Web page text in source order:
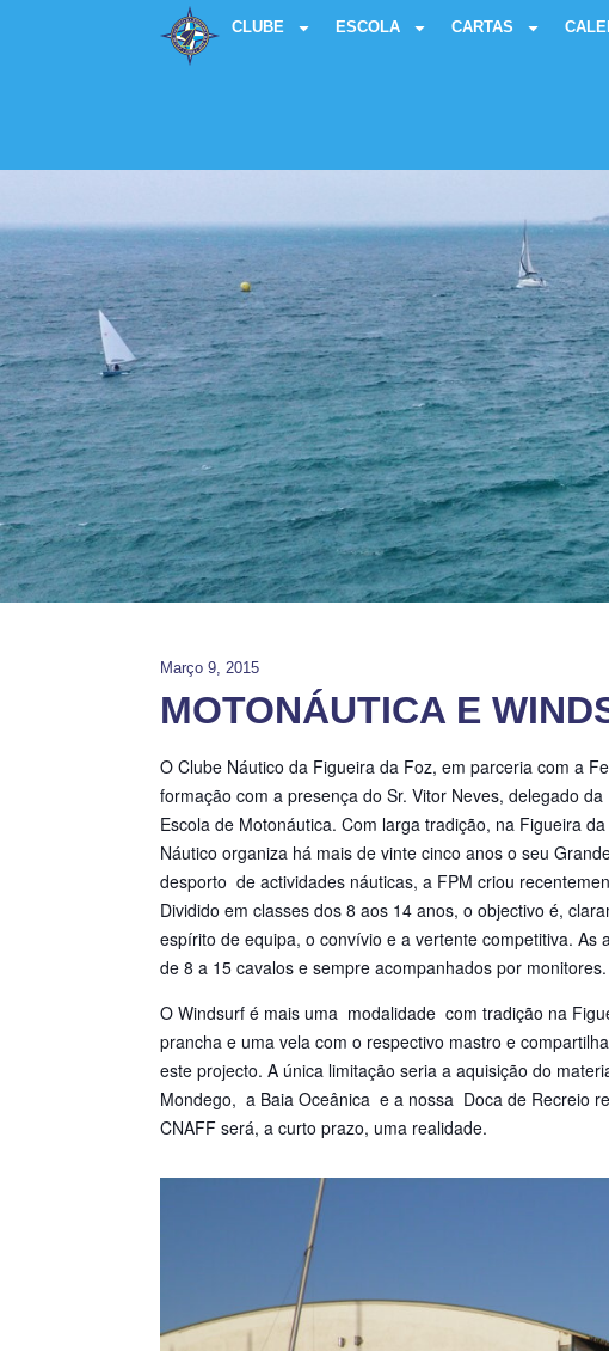
CLUBE ESCOLA CARTAS
Março 9, 2015
MOTONÁUTICA E
O Clube Náutico da Figueira da Foz, em parceria com a
formação com a presença do Sr. Vitor Neves, delegado
Escola de Motonáutica. Com larga tradição, na Figueira
Náutico organiza há mais de vinte cinco anos o seu
desporto de actividades náuticas, a FPM criou
Dividido em classes dos 8 aos 14 anos, o objectivo é,
espírito de equipa, o convívio e a vertente competitiva.
de 8 a 15 cavalos e sempre acompanhados por monitores.
O Windsurf é mais uma modalidade com tradição na
prancha e uma vela com o respectivo mastro e
este projecto. A única limitação seria a aquisição do
Mondego, a Baia Oceânica e a nossa Doca de Recreio
CNAFF será, a curto prazo, uma realidade.